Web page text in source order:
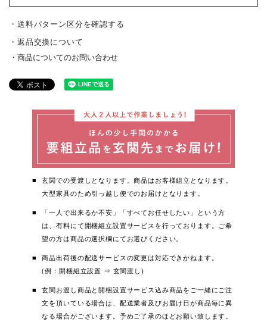
・送料パターン区分を確認する
返品交換について
商品についてのお問い合わせ
玄関での受渡しとなります。商品はお客様組立となります。
大型家具のため引っ越し便でのお届けとなります。
「一人で出来るか不安」「すべてお任せしたい」という方
は、有料にて開梱組立設置サービスを行っております。ご希
望の方は商品の選択欄にてお選びください。
商品出荷後の配送サービスの変更は対応できかねます。
(例：開梱組立設置 ⇒ 玄関渡し)
玄関お渡し商品と開梱設置サービス込み商品をご一緒にご注
文を頂いている場合は、配送業者及びお届け日が商品毎に異
なる場合がございます。予めご了承のほどお願い致します。